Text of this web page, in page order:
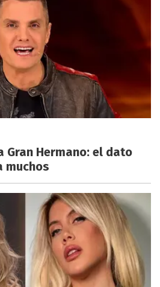
Gran Hermano: el dato
muchos